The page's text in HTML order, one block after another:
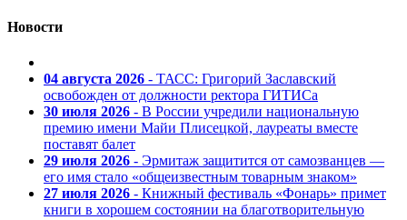
Новости
04 августа 2026 - ТАСС: Григорий Заславский
освобожден от должности ректора ГИТИСа
30 июля 2026 - В России учредили национальную
премию имени Майи Плисецкой, лауреаты вместе
поставят балет
29 июля 2026 - Эрмитаж защитится от самозванцев —
его имя стало «общеизвестным товарным знаком»
27 июля 2026 - Книжный фестиваль «Фонарь» примет
книги в хорошем состоянии на благотворительную